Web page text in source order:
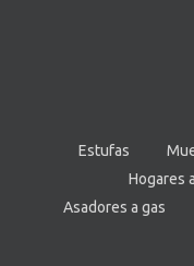
Estufas
Hogares
Asadores a gas